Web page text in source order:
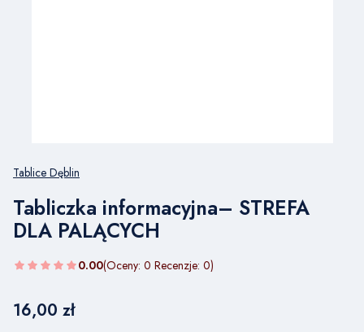
Tablice Dęblin
Tabliczka informacyjna– STREFA
DLA PALĄCYCH
0.00(Oceny: 0 Recenzje: 0)
Cena
16,00 zł